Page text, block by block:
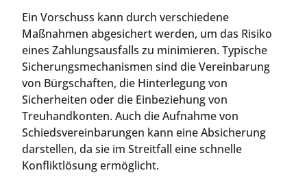
Ein Vorschuss kann durch verschiedene
Maßnahmen abgesichert werden, um das Risiko
eines Zahlungsausfalls zu minimieren. Typische
Sicherungsmechanismen sind die Vereinbarung
von Bürgschaften, die Hinterlegung von
Sicherheiten oder die Einbeziehung von
Treuhandkonten. Auch die Aufnahme von
Schiedsvereinbarungen kann eine Absicherung
darstellen, da sie im Streitfall eine schnelle
Konfliktlösung ermöglicht.